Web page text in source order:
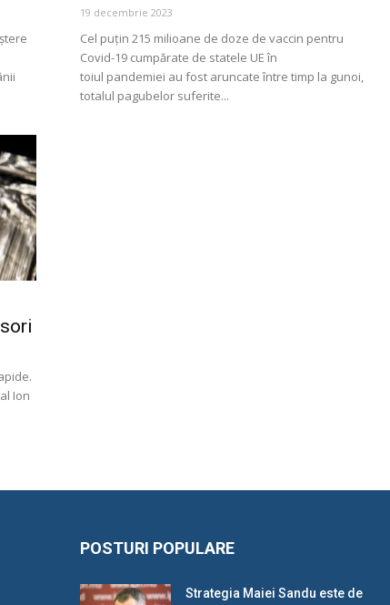
19 decembrie 2023
Cel puțin 215 milioane de doze de vaccin pentru
Covid-19 cumpărate de statele UE în
toiul pandemiei au fost aruncate între timp la gunoi,
totalul pagubelor suferite...
Ion
POSTURI POPULARE
Strategia Maiei Sandu este de